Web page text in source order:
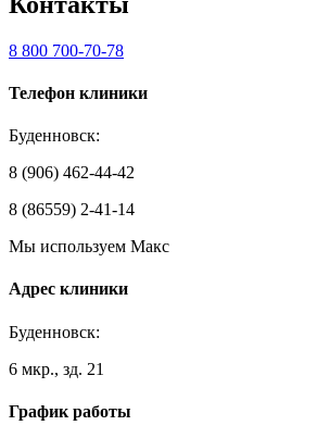
8 800 700-70-78
Телефон клиники
Буденновск:
8 (906) 462-44-42
8 (86559) 2-41-14
Мы используем Макс
Адрес клиники
Буденновск:
6 мкр., зд. 21
График работы